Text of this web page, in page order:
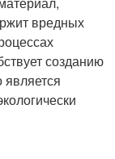
вредных
созданию